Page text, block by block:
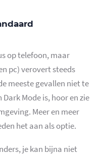
op telefoon, maar
pc) verovert steeds
meeste gevallen niet te
Mode is, hoor en zie
Meer en meer
het aan als optie.
je kan bijna niet